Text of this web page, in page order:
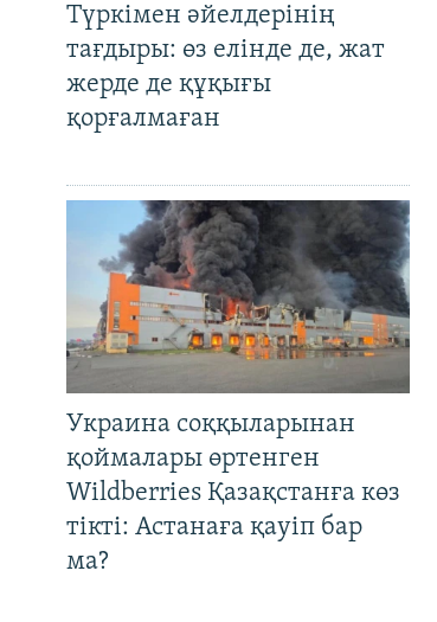
Түркімен әйелдерінің
тағдыры: өз елінде де, жат
жерде де құқығы
қорғалмаған
Украина соққыларынан
қоймалары өртенген
Wildberries Қазақстанға көз
тікті: Астанаға қауіп бар
ма?